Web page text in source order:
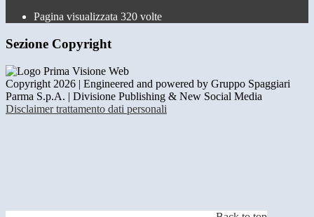
Pagina visualizzata 320 volte
Sezione Copyright
Copyright 2026 | Engineered and powered by Gruppo Spaggiari
Parma S.p.A. | Divisione Publishing & New Social Media
Disclaimer trattamento dati personali